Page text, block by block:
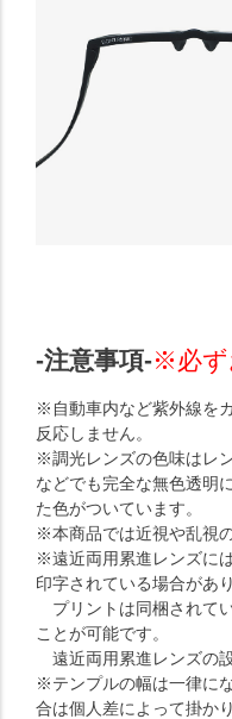
-注意事項-※必ず
※自動車内など紫外線を
反応しません。
※調光レンズの色味はレ
などでも完全な無色透明
た色がついています。
※本商品では近視や乱視
※遠近両用累進レンズに
印字されている場合があり
プリントは同梱されて
ことが可能です。
遠近両用累進レンズの
※テンプルの幅は一律に
合は個人差によって掛か